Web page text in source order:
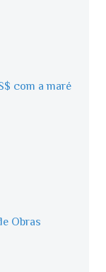
com a maré
Obras